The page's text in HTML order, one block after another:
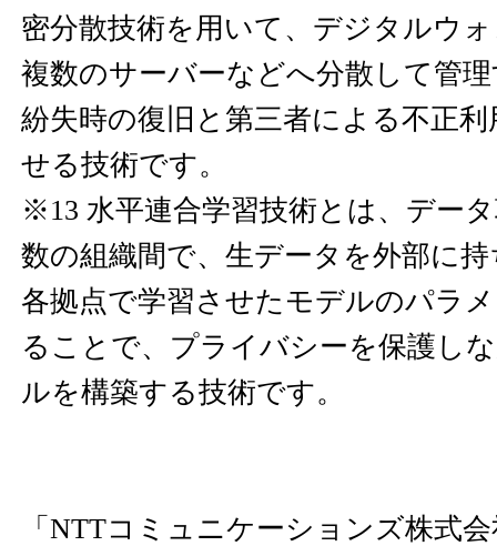
密分散技術を用いて、デジタルウ
複数のサーバーなどへ分散して管
紛失時の復旧と第三者による不正
せる技術です。
※13 水平連合学習技術とは、デー
数の組織間で、生データを外部に
各拠点で学習させたモデルのパラ
ることで、プライバシーを保護し
ルを構築する技術です。
「NTTコミュニケーションズ株式